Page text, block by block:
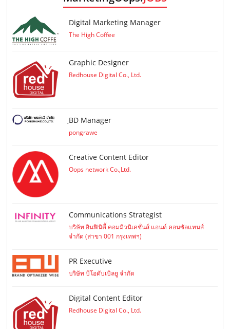
Digital Marketing Manager
The High Coffee
Graphic Designer
Redhouse Digital Co., Ltd.
ฺBD Manager
pongrawe
Creative Content Editor
Oops network Co.,Ltd.
Communications Strategist
บริษัท อินฟินิตี้ คอมมิวนิเคชั่นส์ แอนด์ คอนซัลแทนส์
จำกัด (สาขา 001 กรุงเทพฯ)
PR Executive
บริษัท บีโอดับเบิลยู จำกัด
Digital Content Editor
Redhouse Digital Co., Ltd.